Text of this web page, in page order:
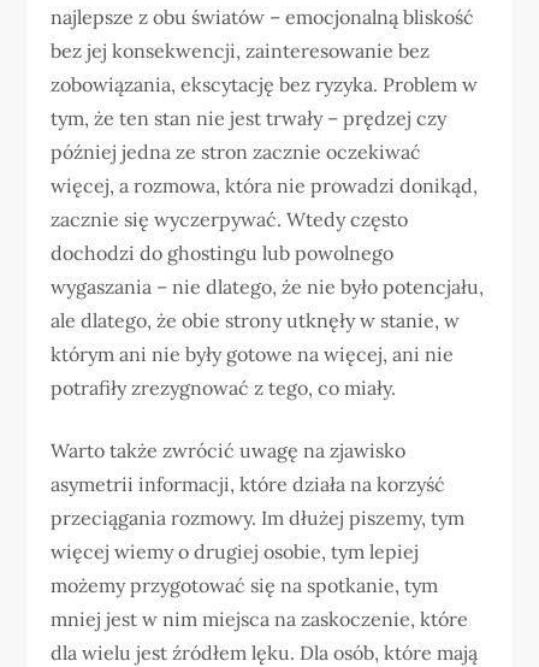
najlepsze z obu światów – emocjonalną bliskość
bez jej konsekwencji, zainteresowanie bez
zobowiązania, ekscytację bez ryzyka. Problem w
tym, że ten stan nie jest trwały – prędzej czy
później jedna ze stron zacznie oczekiwać
więcej, a rozmowa, która nie prowadzi donikąd,
zacznie się wyczerpywać. Wtedy często
dochodzi do ghostingu lub powolnego
wygaszania – nie dlatego, że nie było potencjału,
ale dlatego, że obie strony utknęły w stanie, w
którym ani nie były gotowe na więcej, ani nie
potrafiły zrezygnować z tego, co miały.
Warto także zwrócić uwagę na zjawisko
asymetrii informacji, które działa na korzyść
przeciągania rozmowy. Im dłużej piszemy, tym
więcej wiemy o drugiej osobie, tym lepiej
możemy przygotować się na spotkanie, tym
mniej jest w nim miejsca na zaskoczenie, które
dla wielu jest źródłem lęku. Dla osób, które mają